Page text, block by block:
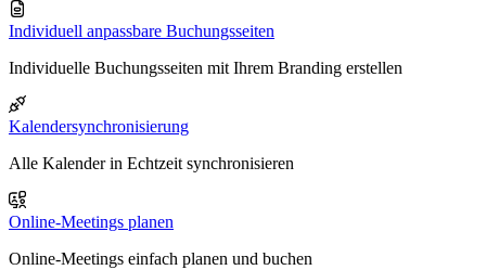
Individuell anpassbare Buchungsseiten
Individuelle Buchungsseiten mit Ihrem Branding erstellen
Kalendersynchronisierung
Alle Kalender in Echtzeit synchronisieren
Online-Meetings planen
Online-Meetings einfach planen und buchen